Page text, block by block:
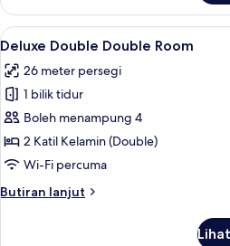
Double
&
Single
Lihat
semua
foto
untuk
Deluxe
Double
Double
7
Deluxe Double Double Room
26 meter persegi
1 bilik tidur
Boleh menampung 4
2 Katil Kelamin (Double)
Wi-Fi percuma
Butiran lanjut
Butiran